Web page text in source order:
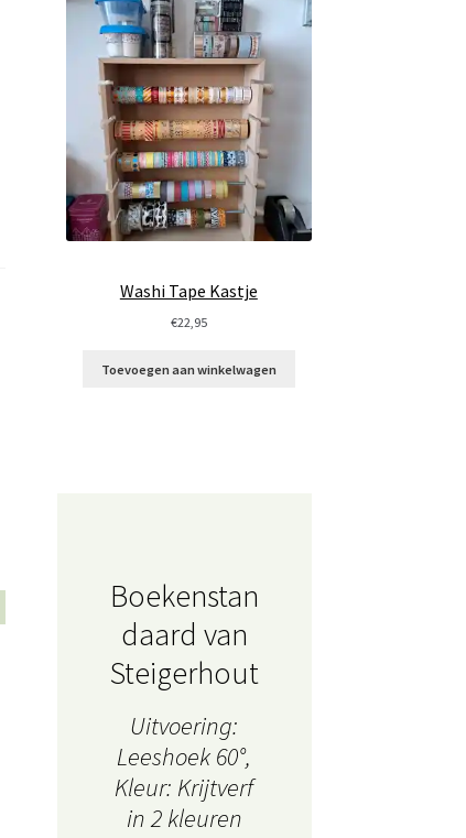
Washi Tape Kastje
€22,95
Toevoegen aan winkelwagen
Boekenstan
daard van
Steigerhout
Uitvoering:
Leeshoek 60°,
Kleur: Krijtverf
in 2 kleuren